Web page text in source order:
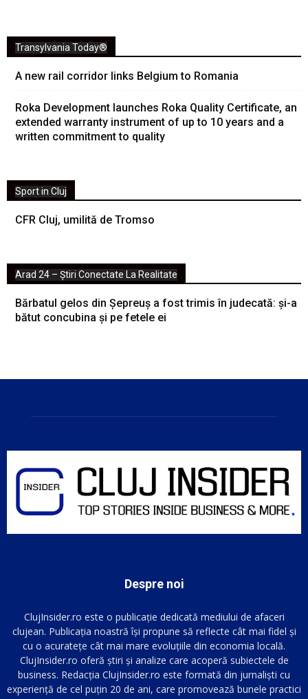
Transylvania Today®
A new rail corridor links Belgium to Romania
Roka Development launches Roka Quality Certificate, an
extended warranty instrument of up to 10 years and a
written commitment to quality
Sport in Cluj
CFR Cluj, umilită de Tromso
Arad 24 – Știri Conectate La Realitate
Bărbatul gelos din Șepreuș a fost trimis în judecată: și-a
bătut concubina și pe fetele ei
Despre noi
ClujInsider.ro este o publicație dedicată mediului de afaceri
clujean. Publicația noastră își propune să reflecte cât mai fidel și
cu o acuratețe cât mai mare evoluțiile din economia locală.
ClujInsider.ro oferă știri și analize care acoperă subiectele de
business. Redacția ClujInsider.ro este formată din jurnaliști cu
experiență de cel puțin 20 de ani, care promovează bunele practici